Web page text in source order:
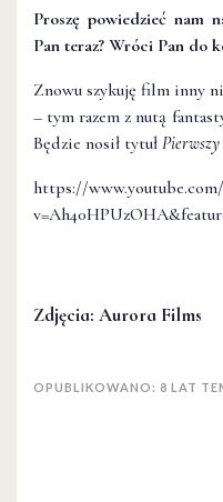
Proszę powiedzieć nam
Pan teraz? Wróci Pan do
Znowu szykuję film inny
– tym razem z nutą
Będzie nosił tytuł
https://
Zdjęcia: Aurora Films
OPUBLIKOWANO: 8 LAT